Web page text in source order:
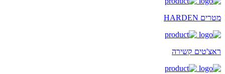
מטרים HARDEN
ראצ'טים קשירה